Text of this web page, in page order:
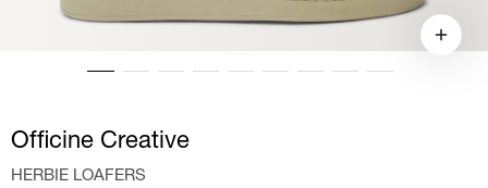
Officine Creative
HERBIE LOAFERS